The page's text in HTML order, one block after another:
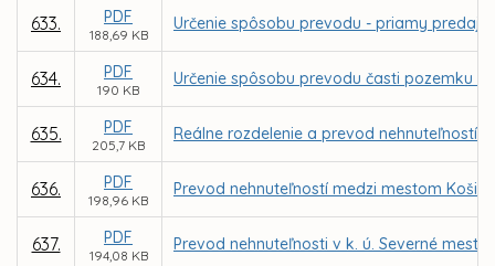
633. PDF
188,69 KB
Určenie spôsobu prevodu - priamy predaj
634. PDF
190 KB
Určenie spôsobu prevodu časti pozemku
635. PDF
205,7 KB
Reálne rozdelenie a prevod nehnuteľností
636. PDF
198,96 KB
Prevod nehnuteľností medzi mestom
637. PDF
194,08 KB
Prevod nehnuteľnosti v k. ú. Severné